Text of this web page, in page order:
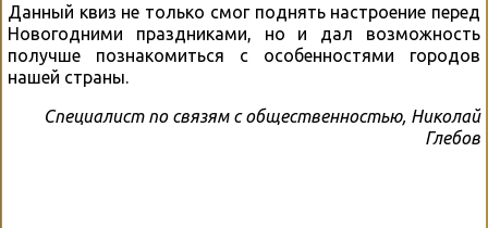
Данный квиз не только смог поднять настроение перед
Новогодними праздниками, но и дал возможность
получше познакомиться с особенностями городов
нашей страны.
Специалист по связям с общественностью, Николай
Глебов